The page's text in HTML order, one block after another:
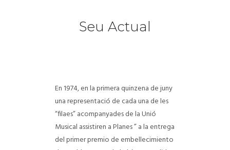
Seu Actual
En 1974, en la primera quinzena de juny
una representació de cada una de les
“filaes” acompanyades de la Unió
Musical assistiren a Planes ” a la entrega
del primer premio de embellecimiento